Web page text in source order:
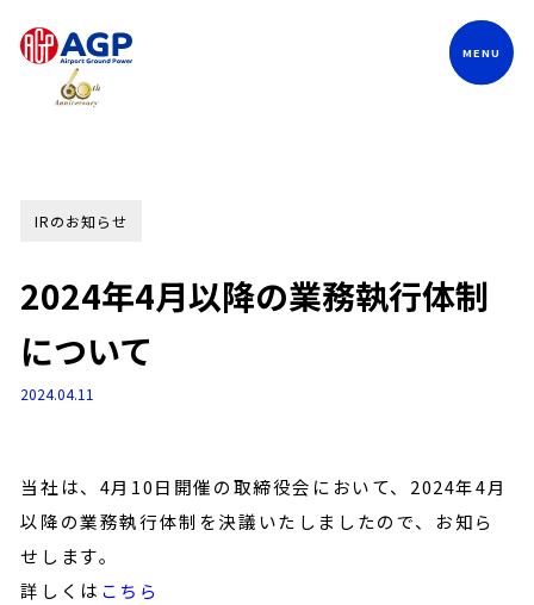
IRのお知らせ
2024年4月以降の業務執行体制
について
2024.04.11
当社は、4月10日開催の取締役会において、2024年4月
以降の業務執行体制を決議いたしましたので、お知ら
せします。
詳しくは こちら